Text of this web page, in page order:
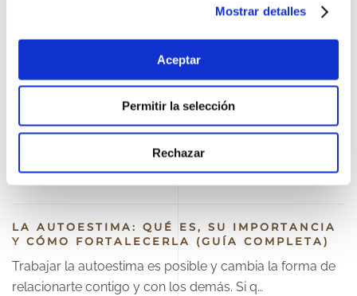
Mostrar detalles
Aceptar
Permitir la selección
Rechazar
EL DUELO: FASES, CÓMO SUPERARLO Y
AFRONTAR LA PÉRDIDA (GUÍA COMPLETA)
soledad. Si necesitas acompañamiento pro…
TÉCNICAS Y BARRERAS (GUÍA COMPLETA)
Aprender a resolver conflictos mejora todas tus
relaciones. Si quieres trabajarlo con apoyo profe…
LA AUTOESTIMA: QUÉ ES, SU IMPORTANCIA
Y CÓMO FORTALECERLA (GUÍA COMPLETA)
Trabajar la autoestima es posible y cambia la forma de
relacionarte contigo y con los demás. Si q…